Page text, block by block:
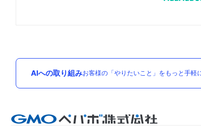
AIへの取り組みお客様の「やりたいこと」をもっと手軽